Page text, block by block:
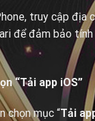
truy cập địa
để đảm bảo
“Tải app iOS”
chọn mục “Tải